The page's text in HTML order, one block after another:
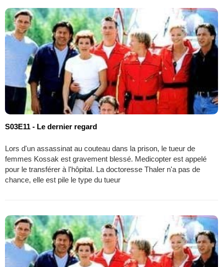
S03E11 - Le dernier regard
Lors d'un assassinat au couteau dans la prison, le tueur de
femmes Kossak est gravement blessé. Medicopter est appelé
pour le transférer à l'hôpital. La doctoresse Thaler n'a pas de
chance, elle est pile le type du tueur